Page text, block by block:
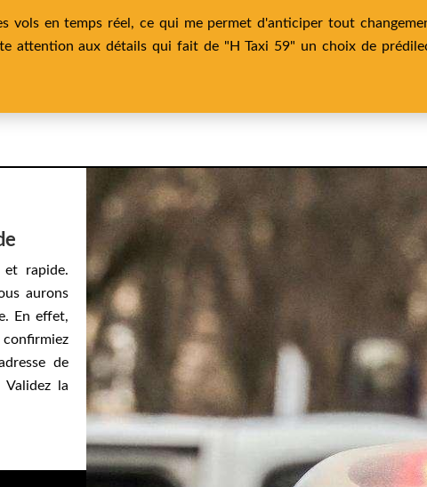
vols en temps réel, ce qui me permet d'anticiper tout
attention aux détails qui fait de "H Taxi 59" un choix de
rapide.
aurons
En effet,
de
la